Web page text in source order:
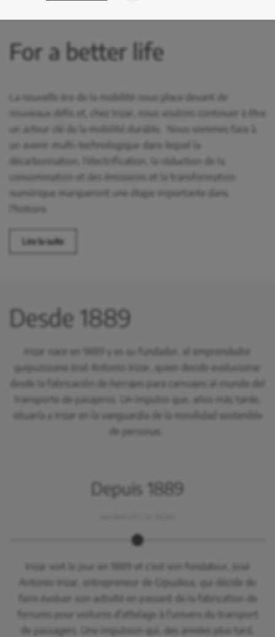
For a better life
La nouvelle ère de la mobilité nous place devant de
nouveaux défis et, chez Irizar, nous voulons continuer à être
un acteur clé de la mobilité durable. Nous sommes face à
un avenir multi-technologique dans lequel la
décarbonisation, l'électrification, la réduction de la
consommation et des émissions et la transformation
numérique marqueront une étape importante dans
l'histoire.
Lire la suite
Desde 1889
Irizar nace en 1889 y es su fundador, el emprendedor
guipuzcoano José Antonio Irizar, quien decide evolucionar
desde la fabricación de herrajes para carruajes al mundo del
transporte de pasajeros. Un impulso que, años más tarde,
situaría a Irizar en la vanguardia de la movilidad sostenible
de personas.
Depuis 1889
Irizar voit le jour en 1889 et c'est son fondateur, José
Antonio Irizar, entrepreneur de Gipuzkoa, qui décide de
faire évoluer son activité en passant de la fabrication de
ferrures pour voitures d'attelage à l'univers du transport
de passagers. Une impulsion qui, des années plus tard,